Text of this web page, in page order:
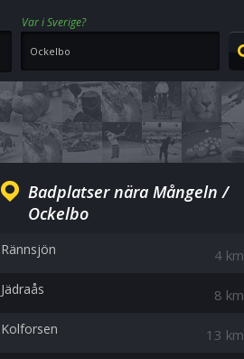
Var i Sverige?
Badplatser nära Mångeln /
Ockelbo
Rännsjön 4 km
Jädraås 8 km
Kolforsen 13 km